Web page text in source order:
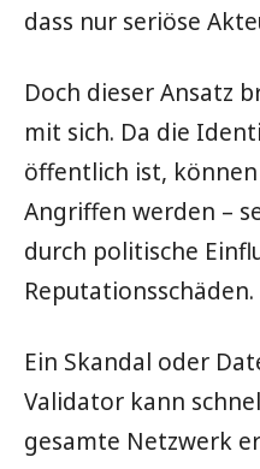
dass nur seriöse
Doch dieser Ansatz
mit sich. Da die
öffentlich ist, können
Angriffen werden –
durch politische
Reputationsschäden.
Ein Skandal oder
Validator kann
gesamte Netzwerk